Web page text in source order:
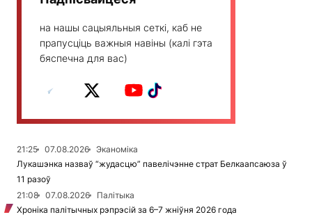
на нашы сацыяльныя сеткі, каб не
прапусціць важныя навіны (калі гэта
бяспечна для вас)
21:25 07.08.2026
Эканоміка
Лукашэнка назваў “жудасцю” павелічэнне страт Белкаапсаюза ў
11 разоў
21:08
07.08.2026
Палітыка
Хроніка палітычных рэпрэсій за 6–7 жніўня 2026 года